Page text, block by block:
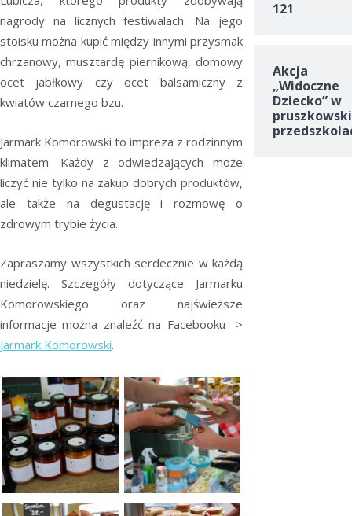
nagrody na licznych festiwalach. Na jego
stoisku można kupić między innymi przysmak
chrzanowy, musztardę piernikową, domowy
ocet jabłkowy czy ocet balsamiczny z
kwiatów czarnego bzu.
Jarmark Komorowski to impreza z rodzinnym
klimatem. Każdy z odwiedzających może
liczyć nie tylko na zakup dobrych produktów,
ale także na degustację i rozmowę o
zdrowym trybie życia.
Zapraszamy wszystkich serdecznie w każdą
niedzielę. Szczegóły dotyczące Jarmarku
Komorowskiego oraz najświeższe
informacje można znaleźć na Facebooku ->
Jarmark Komorowski.
121
Akcja
„Widoczne
Dziecko” w